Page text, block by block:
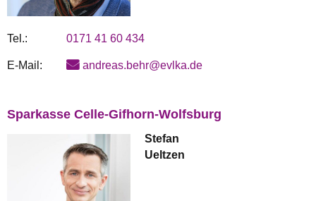
Tel.: 0171 41 60 434
E-Mail: andreas.behr@evlka.de
Sparkasse Celle-Gifhorn-Wolfsburg
Stefan
Ueltzen